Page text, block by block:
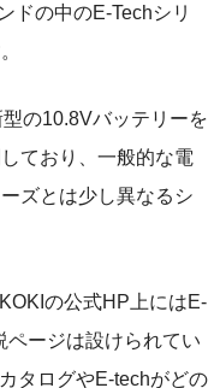
ドの中のE-Techシリ
の10.8Vバッテリーを
ており、一般的な電
ズとは少し異なるシ
の公式HP上にはE-
ページは設けられてい
タログやE-techがどの